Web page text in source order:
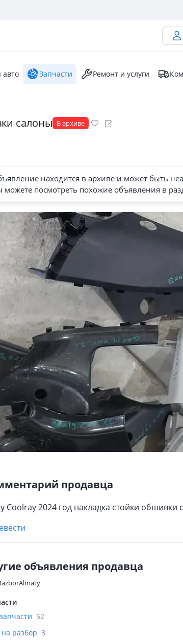
авто Запчасти Ремонт и услуги
салоны В архиве
находится в архиве и может быть
можете посмотреть похожие объявления в
продавца
Coolray 2024 год накладка стойки обшивки
объявления продавца
52
разбор 3